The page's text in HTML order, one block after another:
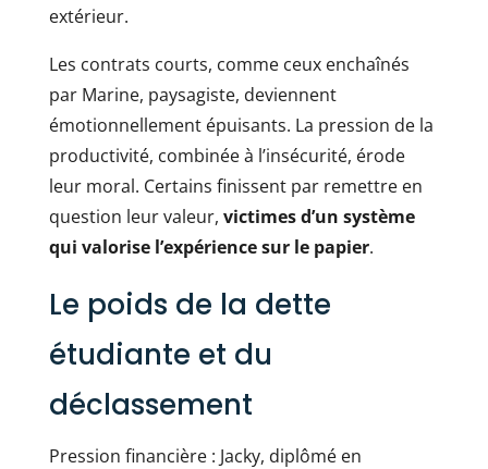
extérieur.
Les contrats courts, comme ceux enchaînés
par Marine, paysagiste, deviennent
émotionnellement épuisants. La pression de la
productivité, combinée à l’insécurité, érode
leur moral. Certains finissent par remettre en
question leur valeur, victimes d’un système
qui valorise l’expérience sur le papier.
Le poids de la dette
étudiante et du
déclassement
Pression financière : Jacky, diplômé en